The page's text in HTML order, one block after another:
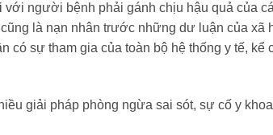
với người bệnh phải gánh chịu hậu quả của
là nạn nhân trước những dư luận của xã
có sự tham gia của toàn bộ hệ thống y tế,
giải pháp phòng ngừa sai sót, sự cố y